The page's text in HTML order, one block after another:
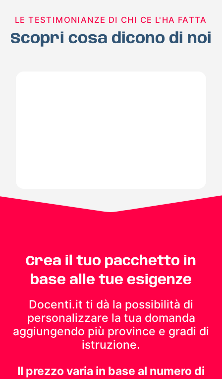
LE TESTIMONIANZE DI CHI CE L'HA FATTA
Scopri cosa dicono di noi
Crea il tuo pacchetto in
base alle tue esigenze
Docenti.it ti dà la possibilità di
personalizzare la tua domanda
aggiungendo più province e gradi di
istruzione.
Il prezzo varia in base al numero di